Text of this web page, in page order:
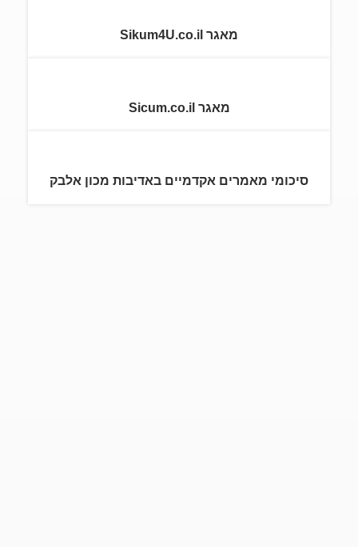
מאגר Sikum4U.co.il
מאגר Sicum.co.il
סיכומי מאמרים אקדמיים באדיבות מכון אלבק